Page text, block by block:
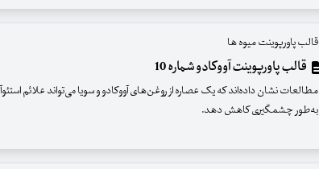
قالب پاورپوینت میوه ها
قالب پاورپوینت آووکادو شماره 10
مطالعات نشان داده‌اند که یک عصاره از روغن‌های آووکادو و سویا می‌تواند علائم
به‌طور چشمگیری کاهش دهد.